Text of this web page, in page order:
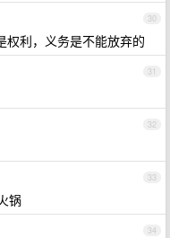
30
权利，义务是不能放弃的
31
32
33
锅
34